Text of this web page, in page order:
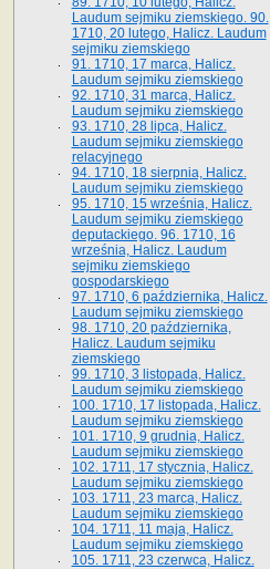
Laudum sejmiku ziemskiego. 90.
1710, 20 lutego, Halicz. Laudum
sejmiku ziemskiego
91. 1710, 17 marca, Halicz.
Laudum sejmiku ziemskiego
92. 1710, 31 marca, Halicz.
Laudum sejmiku ziemskiego
93. 1710, 28 lipca, Halicz.
Laudum sejmiku ziemskiego
relacyjnego
94. 1710, 18 sierpnia, Halicz.
Laudum sejmiku ziemskiego
95. 1710, 15 września, Halicz.
Laudum sejmiku ziemskiego
deputackiego. 96. 1710, 16
września, Halicz. Laudum
sejmiku ziemskiego
gospodarskiego
97. 1710, 6 października, Halicz.
Laudum sejmiku ziemskiego
98. 1710, 20 października,
Halicz. Laudum sejmiku
ziemskiego
99. 1710, 3 listopada, Halicz.
Laudum sejmiku ziemskiego
100. 1710, 17 listopada, Halicz.
Laudum sejmiku ziemskiego
101. 1710, 9 grudnia, Halicz.
Laudum sejmiku ziemskiego
102. 1711, 17 stycznia, Halicz.
Laudum sejmiku ziemskiego
103. 1711, 23 marca, Halicz.
Laudum sejmiku ziemskiego
104. 1711, 11 maja, Halicz.
Laudum sejmiku ziemskiego
105. 1711, 23 czerwca, Halicz.